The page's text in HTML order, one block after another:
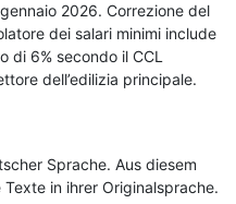
2026. Correzione del
dei salari minimi include
di 6% secondo il CCL
dell’edilizia principale.
Sprache. Aus diesem
in ihrer Originalsprache.